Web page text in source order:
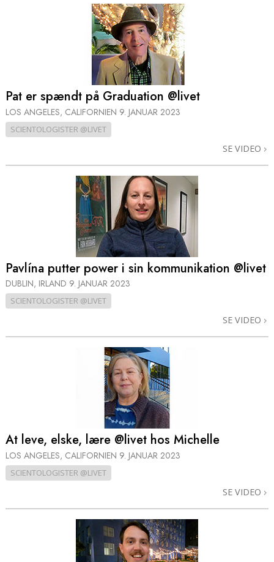
Pat er spændt på Graduation @livet
LOS ANGELES, CALIFORNIEN 9. JANUAR 2023
SCIENTOLOGISTER @LIVET
SE VIDEO
Pavlína putter power i sin kommunikation @livet
DUBLIN, IRLAND 9. JANUAR 2023
SCIENTOLOGISTER @LIVET
SE VIDEO
At leve, elske, lære @livet hos Michelle
LOS ANGELES, CALIFORNIEN 9. JANUAR 2023
SCIENTOLOGISTER @LIVET
SE VIDEO